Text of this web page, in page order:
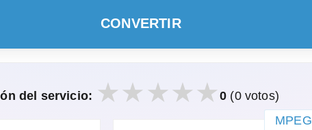
CONVERTIR
del servicio: 0 (0 votos)
MPEG